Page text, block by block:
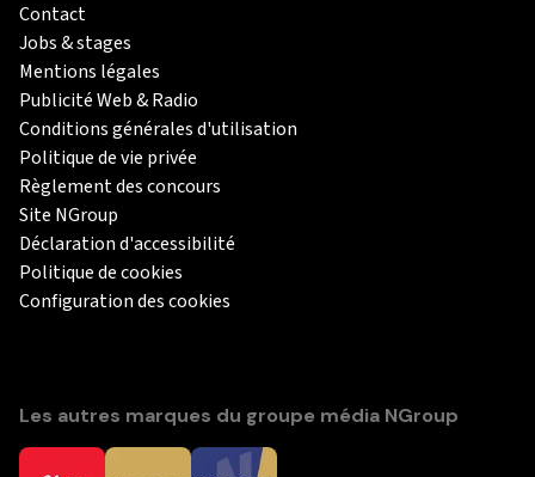
Contact
Jobs & stages
Mentions légales
Publicité Web & Radio
Conditions générales d'utilisation
Politique de vie privée
Règlement des concours
Site NGroup
Déclaration d'accessibilité
Politique de cookies
Configuration des cookies
Les autres marques du groupe média NGroup